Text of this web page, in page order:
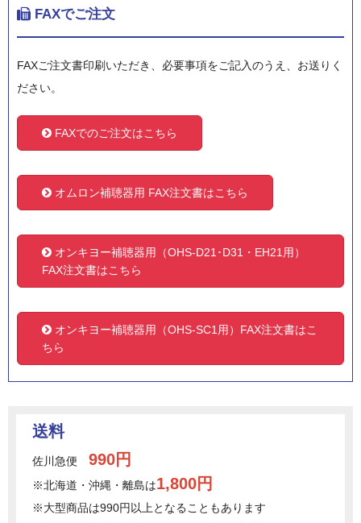
FAXでご注文
FAXご注文書印刷いただき、必要事項をご記入のうえ、お送りく
ださい。
FAXでのご注文はこちら
オムロン補聴器用 FAX注文書はこちら
オンキヨー補聴器用（OHS-D21･D31・EH21用）
FAX注文書はこちら
オンキヨー補聴器用（OHS-SC1用）FAX注文書はこ
ちら
送料
佐川急便 990円
※北海道・沖縄・離島は1,800円
※大型商品は990円以上となることもあります